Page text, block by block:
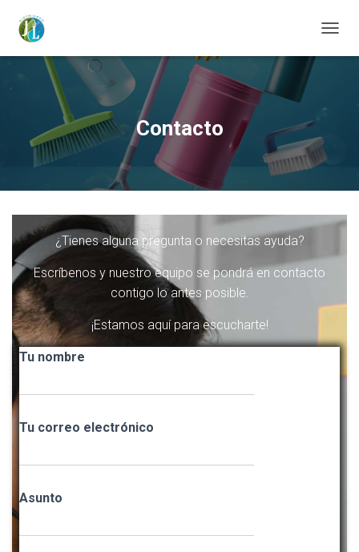
Contacto
¿Tienes alguna pregunta o necesitas ayuda?
Escríbenos y nuestro equipo se pondrá en contacto
contigo lo antes posible.
¡Estamos aquí para escucharte!
Tu nombre
Tu correo electrónico
Asunto